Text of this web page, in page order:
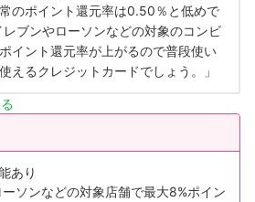
のポイント還元率は0.50％と低めで
レブンやローソンなどの対象のコンビ
イント還元率が上がるので普段使い
えるクレジットカードでしょう。」
あり
ソンなどの対象店舗で最大8%ポイン